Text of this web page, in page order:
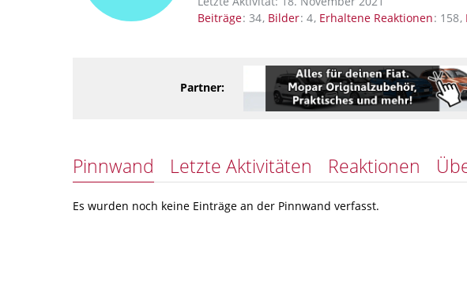
Beiträge 34 Bilder 4 Erhaltene Reaktionen 158
Partner:
Pinnwand Letzte Aktivitäten Reaktionen
Es wurden noch keine Einträge an der Pinnwand verfasst.